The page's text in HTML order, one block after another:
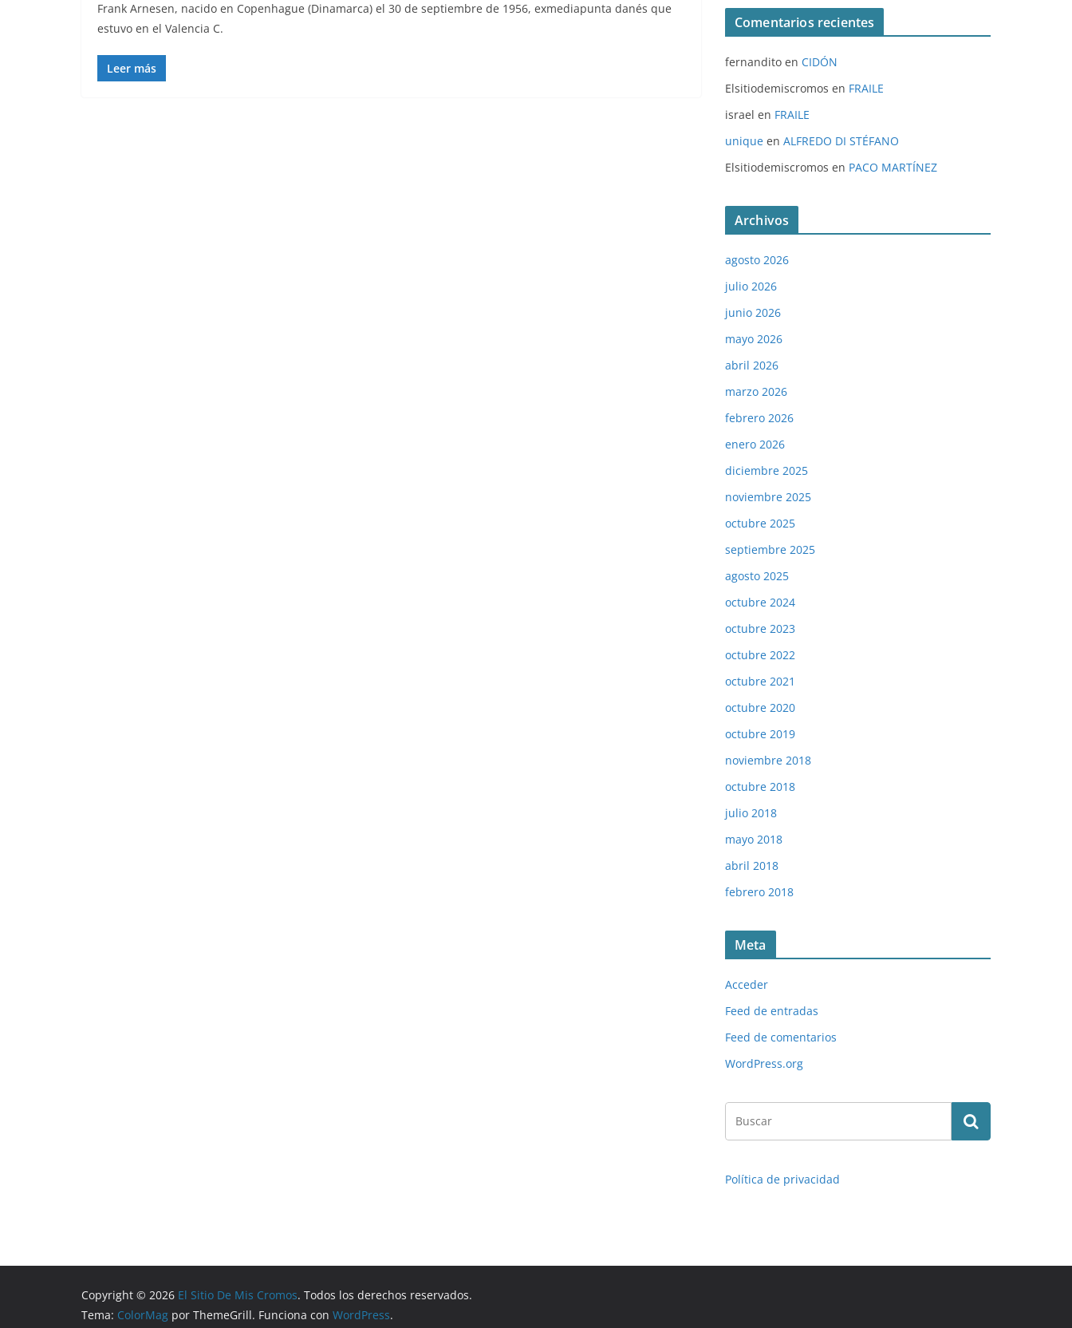
Frank Arnesen, nacido en Copenhague (Dinamarca) el 30 de septiembre de 1956, exmediapunta danés que
estuvo en el Valencia C.
Leer más
Comentarios recientes
fernandito en CIDÓN
Elsitiodemiscromos en FRAILE
israel en FRAILE
unique en ALFREDO DI STÉFANO
Elsitiodemiscromos en PACO MARTÍNEZ
Archivos
agosto 2026
julio 2026
junio 2026
mayo 2026
abril 2026
marzo 2026
febrero 2026
enero 2026
diciembre 2025
noviembre 2025
octubre 2025
septiembre 2025
agosto 2025
octubre 2024
octubre 2023
octubre 2022
octubre 2021
octubre 2020
octubre 2019
noviembre 2018
octubre 2018
julio 2018
mayo 2018
abril 2018
febrero 2018
Meta
Acceder
Feed de entradas
Feed de comentarios
WordPress.org
Política de privacidad
Copyright © 2026 El Sitio De Mis Cromos. Todos los derechos reservados.
Tema: ColorMag por ThemeGrill. Funciona con WordPress.